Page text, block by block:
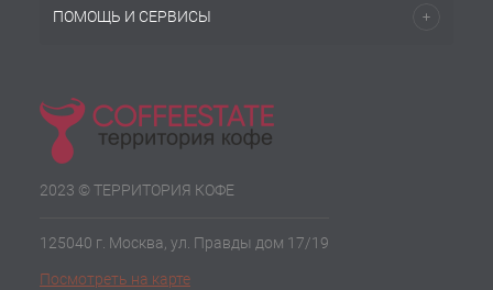
ПОМОЩЬ И СЕРВИСЫ
2023 © ТЕРРИТОРИЯ КОФЕ
125040 г. Москва, ул. Правды дом 17/19
Посмотреть на карте